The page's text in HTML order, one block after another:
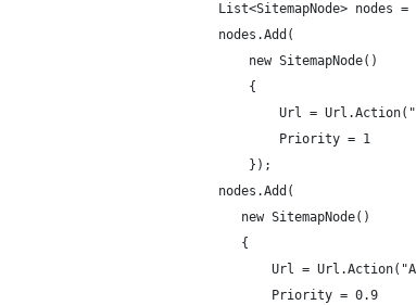
List<SitemapNode> nodes =
            nodes.Add(
                new SitemapNode()
                {
Url =
                    Priority = 1
                });
            nodes.Add(
               new SitemapNode()
               {
Url =
                   Priority = 0.9